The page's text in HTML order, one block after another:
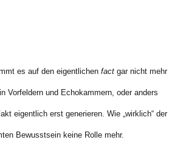
es auf den eigentlichen factgar nicht mehr
Vorfeldern und Echokammern, oder anders
eigentlich erst generieren. Wie „wirklich“ der
Bewusstsein keine Rolle mehr.